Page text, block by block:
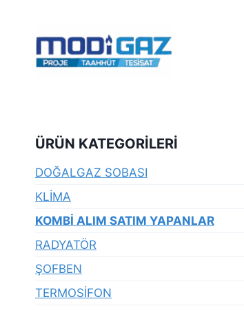
content
ÜRÜN KATEGORILERI
DOĞALGAZ SOBASI
KLİMA
KOMBİ ALIM SATIM YAPANLAR
RADYATÖR
ŞOFBEN
TERMOSİFON